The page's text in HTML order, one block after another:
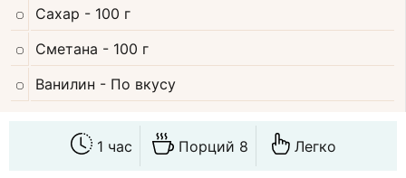
Сахар - 100 г
Сметана - 100 г
Ванилин - По вкусу
1 час Порций 8 Легко